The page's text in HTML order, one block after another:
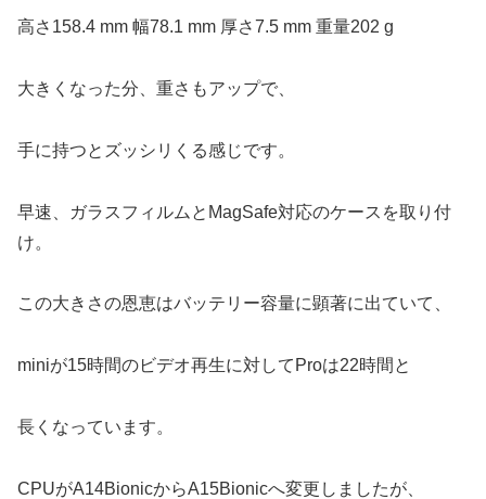
高さ158.4 mm 幅78.1 mm 厚さ7.5 mm 重量202 g
大きくなった分、重さもアップで、
手に持つとズッシリくる感じです。
早速、ガラスフィルムとMagSafe対応のケースを取り付
け。
この大きさの恩恵はバッテリー容量に顕著に出ていて、
miniが15時間のビデオ再生に対してProは22時間と
長くなっています。
CPUがA14BionicからA15Bionicへ変更しましたが、